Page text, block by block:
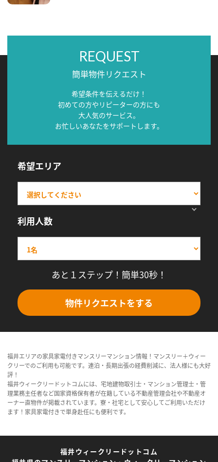
REQUEST
簡単物件リクエスト
希望条件を伝えるだけ！
初めての方やリピーターの方にも
大人気のサービス。
お忙しいあなたをサポートします。
希望エリア
利用人数
あと１ステップ！簡単30秒！
物件リクエストをする
福井エリアの家具家電付きマンスリーマンション情報！マンスリー＋ウィー
クリーでのご利用も可能です。連泊・長期出張の経費削減に、法人様にも大好
評！
福井ウィークリードットコムには、宅地建物取引士・マンション管理士・管
理業務主任者など国家資格保有者が在籍している不動産管理会社や不動産オ
ーナー直物件が掲載されています。寮・社宅として安心してご利用いただけ
ます！家具家電付きで単身赴任にも便利です。
福井ウィークリードットコム